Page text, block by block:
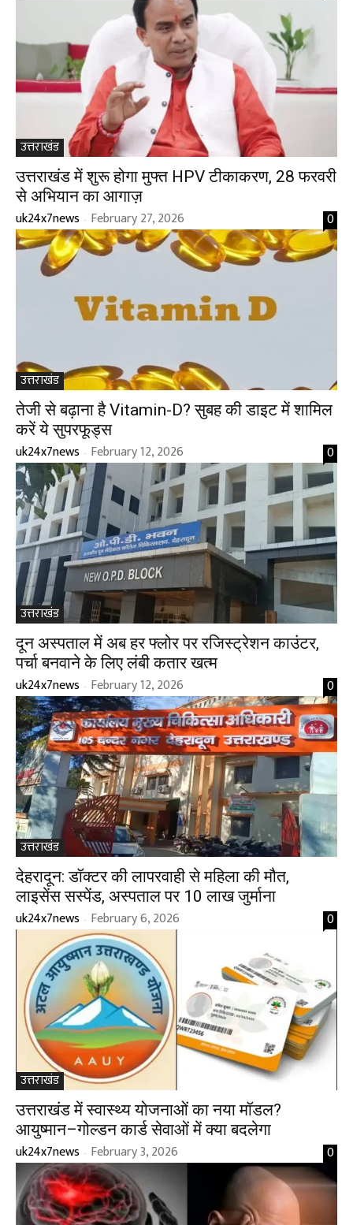
उत्तराखंड
उत्तराखंड में शुरू होगा मुफ्त HPV टीकाकरण, 28 फरवरी
से अभियान का आगाज़
uk24x7news - February 27, 2026 0
उत्तराखंड
तेजी से बढ़ाना है Vitamin-D? सुबह की डाइट में शामिल
करें ये सुपरफूड्स
uk24x7news - February 12, 2026 0
उत्तराखंड
दून अस्पताल में अब हर फ्लोर पर रजिस्ट्रेशन काउंटर,
पर्चा बनवाने के लिए लंबी कतार खत्म
uk24x7news - February 12, 2026 0
उत्तराखंड
देहरादून: डॉक्टर की लापरवाही से महिला की मौत,
लाइसेंस सस्पेंड, अस्पताल पर ₹10 लाख जुर्माना
uk24x7news - February 6, 2026 0
उत्तराखंड
उत्तराखंड में स्वास्थ्य योजनाओं का नया मॉडल?
आयुष्मान–गोल्डन कार्ड सेवाओं में क्या बदलेगा
uk24x7news - February 3, 2026 0